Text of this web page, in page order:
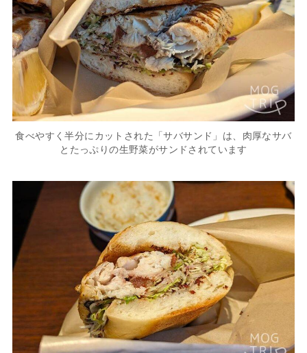
食べやすく半分にカットされた「サバサンド」は、肉厚なサバ
とたっぷりの生野菜がサンドされています